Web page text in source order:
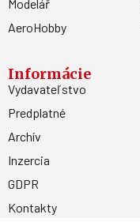
Modelář
AeroHobby
Informácie
Vydavateľstvo
Predplatné
Archív
Inzercia
GDPR
Kontakty